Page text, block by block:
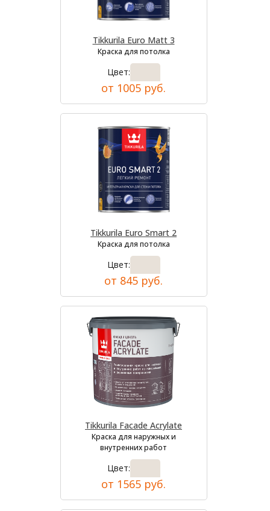
Tikkurila Euro Matt 3
Краска для потолка
Цвет:
от 1005 руб.
Tikkurila Euro Smart 2
Краска для потолка
Цвет:
от 845 руб.
Tikkurila Facade Acrylate
Краска для наружных и
внутренних работ
Цвет:
от 1565 руб.